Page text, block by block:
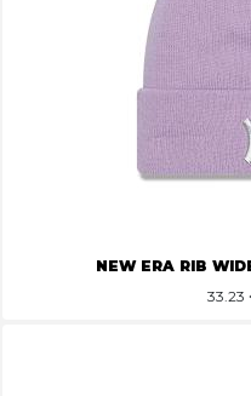
NEW ERA RIB
33.23